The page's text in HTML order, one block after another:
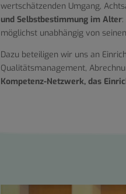
wertschätzenden Umgang,
und Selbstbestimmung im Alter
möglichst unabhängig von
Dazu beteiligen wir uns an
Qualitätsmanagement,
Kompetenz-Netzwerk, das